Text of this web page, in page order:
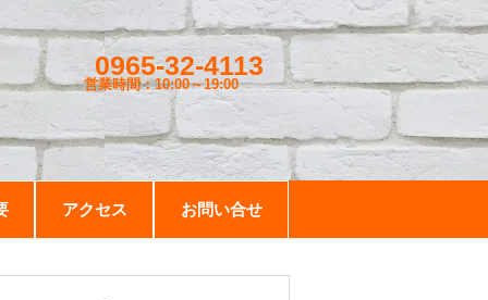
0965-32-4113
営業時間：10:00～19:00
アクセス お問い合せ